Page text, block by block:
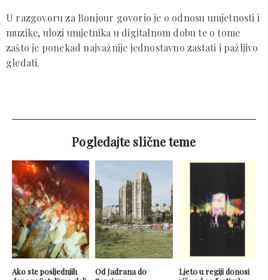
U razgovoru za Bonjour govorio je o odnosu umjetnosti i
muzike, ulozi umjetnika u digitalnom dobu te o tome
zašto je ponekad najvažnije jednostavno zastati i pažljivo
gledati.
Pogledajte slične teme
Ako ste posljednjih
Od Jadrana do
Ljeto u regiji donosi